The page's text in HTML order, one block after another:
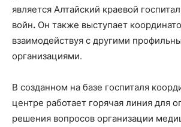
является Алтайский краевой
войн. Он также выступает
взаимодействуя с другими
организациями.
В созданном на базе госпиталя
центре работает горячая линия для
решения вопросов организации